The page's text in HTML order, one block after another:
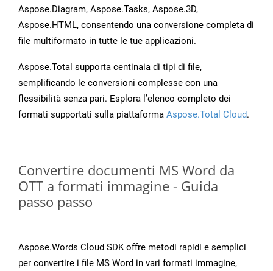
Aspose.Diagram, Aspose.Tasks, Aspose.3D,
Aspose.HTML, consentendo una conversione completa di
file multiformato in tutte le tue applicazioni.
Aspose.Total supporta centinaia di tipi di file,
semplificando le conversioni complesse con una
flessibilità senza pari. Esplora l’elenco completo dei
formati supportati sulla piattaforma Aspose.Total Cloud.
Convertire documenti MS Word da
OTT a formati immagine - Guida
passo passo
Aspose.Words Cloud SDK offre metodi rapidi e semplici
per convertire i file MS Word in vari formati immagine,